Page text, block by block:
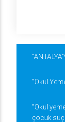
"Okul
"Okul
çocuk